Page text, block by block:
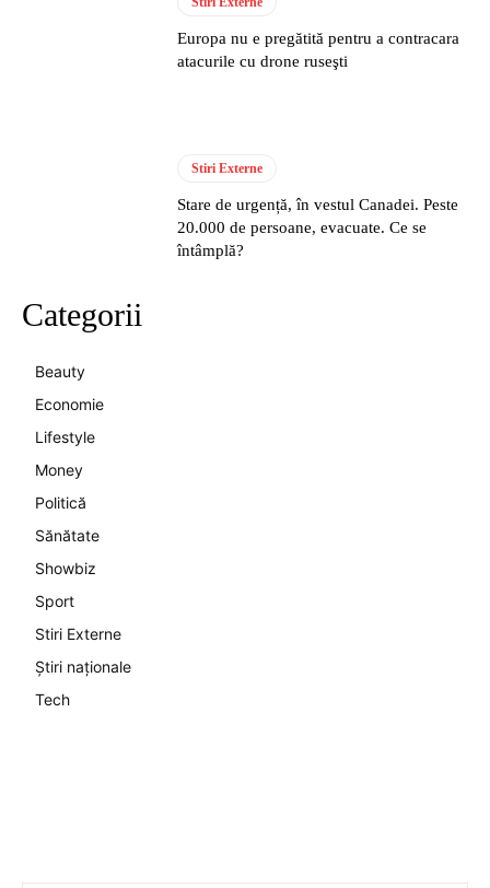
Europa nu e pregătită pentru a contracara
atacurile cu drone ruseşti
Stiri Externe
Stare de urgență, în vestul Canadei. Peste
20.000 de persoane, evacuate. Ce se
întâmplă?
Categorii
Beauty
Economie
Lifestyle
Money
Politică
Sănătate
Showbiz
Sport
Stiri Externe
Știri naționale
Tech